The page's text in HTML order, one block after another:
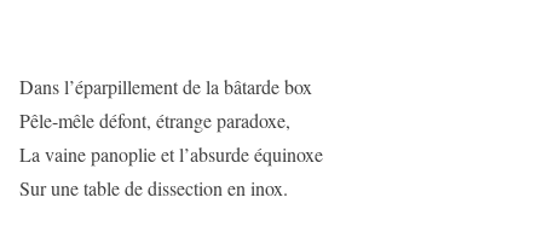
Dans l’éparpillement de la bâtarde box
Pêle-mêle défont, étrange paradoxe,
La vaine panoplie et l’absurde équinoxe
Sur une table de dissection en inox.